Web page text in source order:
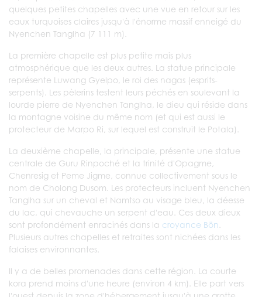
quelques petites chapelles avec une vue en retour sur les
eaux turquoises claires jusqu'à l'énorme massif enneigé du
Nyenchen Tanglha (7 111 m).
La première chapelle est plus petite mais plus
atmosphérique que les deux autres. La statue principale
représente Luwang Gyelpo, le roi des nagas (esprits-
serpents). Les pèlerins testent leurs péchés en soulevant la
lourde pierre de Nyenchen Tanglha, le dieu qui réside dans
la montagne voisine du même nom (et qui est aussi le
protecteur de Marpo Ri, sur lequel est construit le Potala).
La deuxième chapelle, la principale, présente une statue
centrale de Guru Rinpoché et la trinité d'Opagme,
Chenresig et Peme Jigme, connue collectivement sous le
nom de Cholong Dusom. Les protecteurs incluent Nyenchen
Tanglha sur un cheval et Namtso au visage bleu, la déesse
du lac, qui chevauche un serpent d'eau. Ces deux dieux
sont profondément enracinés dans la croyance Bön
Plusieurs autres chapelles et retraites sont nichées dans les
falaises environnantes.
Il y a de belles promenades dans cette région. La courte
kora prend moins d'une heure (environ 4 km). Elle part vers